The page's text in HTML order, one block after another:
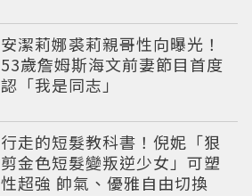
安潔莉娜裘莉親哥性向曝光！
53歲詹姆斯海文前妻節目首度
認「我是同志」
行走的短髮教科書！倪妮「狠
剪金色短髮變叛逆少女」可塑
性超強 帥氣、優雅自由切換